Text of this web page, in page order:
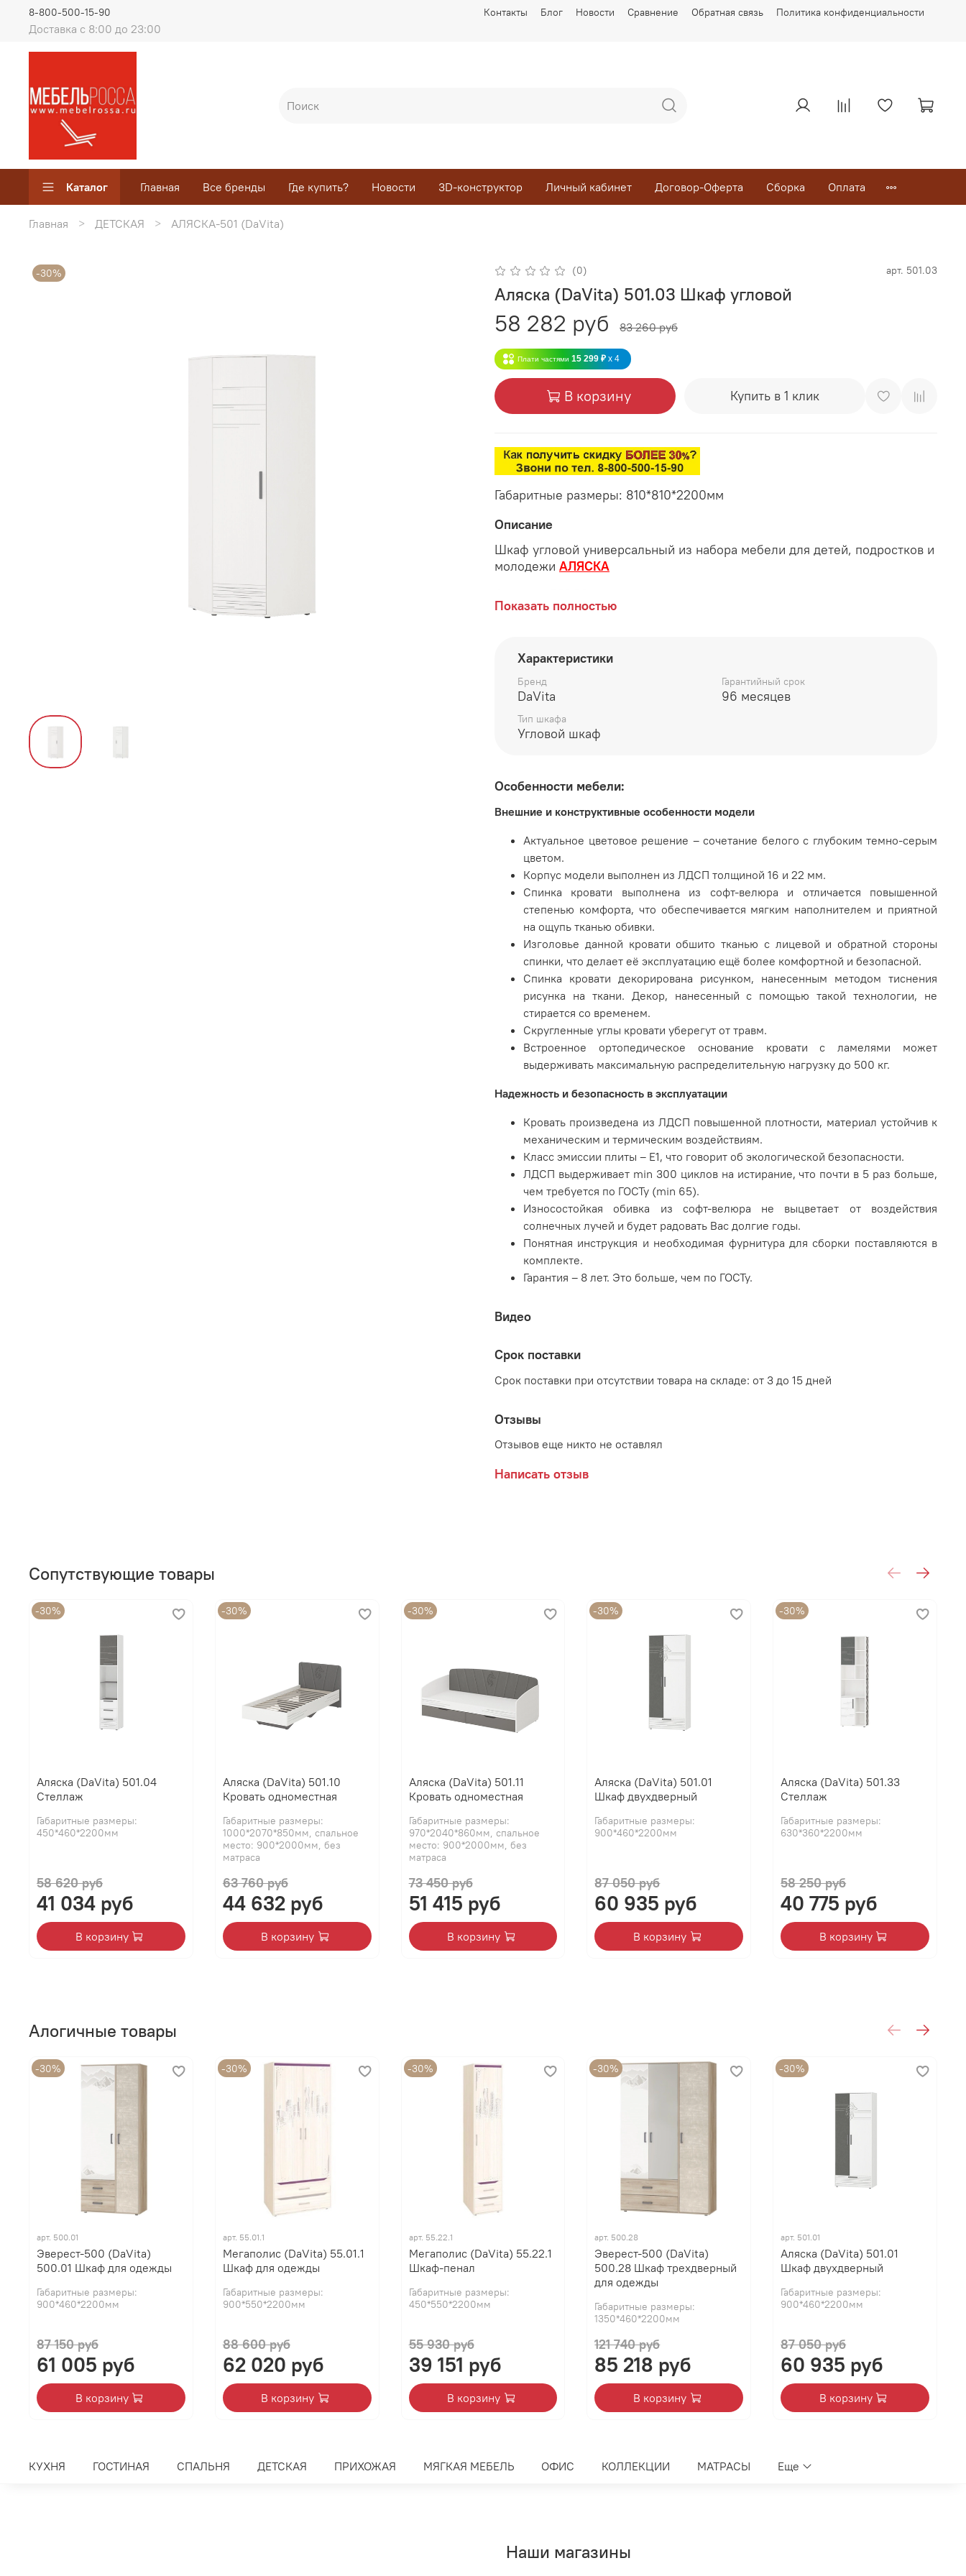
Контакты Блог Новости Сравнение Обратная связь Политика конфиденциальности
Доставка с 8:00 до 23:00
8-800-500-15-90
Каталог Главная Все бренды Где купить? Новости 3D-конструктор Личный кабинет Договор-Оферта Сборка Оплата
Главная ДЕТСКАЯ АЛЯСКА-501 (DaVita)
-30% (0) арт. 501.03
Аляска (DaVita) 501.03 Шкаф угловой
58 282 руб 83 260 руб
Плати частями 15 299 ₽ x 4
В корзину Купить в 1 клик
Габаритные размеры: 810*810*2200мм
Описание
Шкаф угловой универсальный из набора мебели для детей, подростков и
молодежи АЛЯСКА
длина 810 мм
глубина 810 мм
высота 2200 мм
Цвет:
Мебельная фабрика ВИТРА, Торговая марка DaVita
Показать полностью
Характеристики
Бренд
DaVita
Гарантийный срок
96 месяцев
Тип шкафа
Угловой шкаф
Особенности мебели:
Внешние и конструктивные особенности модели
Актуальное цветовое решение – сочетание белого с глубоким темно-серым
цветом.
Корпус модели выполнен из ЛДСП толщиной 16 и 22 мм.
Спинка кровати выполнена из софт-велюра и отличается повышенной
степенью комфорта, что обеспечивается мягким наполнителем и приятной
на ощупь тканью обивки.
Изголовье данной кровати обшито тканью с лицевой и обратной стороны
спинки, что делает её эксплуатацию ещё более комфортной и безопасной.
Спинка кровати декорирована рисунком, нанесенным методом тиснения
рисунка на ткани. Декор, нанесенный с помощью такой технологии, не
стирается со временем.
Скругленные углы кровати уберегут от травм.
Встроенное ортопедическое основание кровати с ламелями может
выдерживать максимальную распределительную нагрузку до 500 кг.
Надежность и безопасность в эксплуатации
Кровать произведена из ЛДСП повышенной плотности, материал устойчив к
механическим и термическим воздействиям.
Класс эмиссии плиты – Е1, что говорит об экологической безопасности.
ЛДСП выдерживает min 300 циклов на истирание, что почти в 5 раз больше,
чем требуется по ГОСТу (min 65).
Износостойкая обивка из софт-велюра не выцветает от воздействия
солнечных лучей и будет радовать Вас долгие годы.
Понятная инструкция и необходимая фурнитура для сборки поставляются в
комплекте.
Гарантия – 8 лет. Это больше, чем по ГОСТу.
Видео
Срок поставки
Срок поставки при отсутствии товара на складе: от 3 до 15 дней
Отзывы
Отзывов еще никто не оставлял
Написать отзыв
Сопутствующие товары
-30%
Аляска (DaVita) 501.04
Стеллаж
Габаритные размеры:
450*460*2200мм
58 620 руб
41 034 руб
В корзину
-30%
Аляска (DaVita) 501.10
Кровать одноместная
Габаритные размеры:
1000*2070*850мм, спальное
место: 900*2000мм, без
матраса
63 760 руб
44 632 руб
В корзину
-30%
Аляска (DaVita) 501.11
Кровать одноместная
Габаритные размеры:
970*2040*860мм, спальное
место: 900*2000мм, без
матраса
73 450 руб
51 415 руб
В корзину
-30%
Аляска (DaVita) 501.01
Шкаф двухдверный
Габаритные размеры:
900*460*2200мм
87 050 руб
60 935 руб
В корзину
-30%
Аляска (DaVita) 501.33
Стеллаж
Габаритные размеры:
630*360*2200мм
58 250 руб
40 775 руб
В корзину
Алогичные товары
-30%
арт. 500.01
Эверест-500 (DaVita)
500.01 Шкаф для одежды
Габаритные размеры:
900*460*2200мм
87 150 руб
61 005 руб
В корзину
-30%
арт. 55.01.1
Мегаполис (DaVita) 55.01.1
Шкаф для одежды
Габаритные размеры:
900*550*2200мм
88 600 руб
62 020 руб
В корзину
-30%
арт. 55.22.1
Мегаполис (DaVita) 55.22.1
Шкаф-пенал
Габаритные размеры:
450*550*2200мм
55 930 руб
39 151 руб
В корзину
-30%
арт. 500.28
Эверест-500 (DaVita)
500.28 Шкаф трехдверный
для одежды
Габаритные размеры:
1350*460*2200мм
121 740 руб
85 218 руб
В корзину
-30%
арт. 501.01
Аляска (DaVita) 501.01
Шкаф двухдверный
Габаритные размеры:
900*460*2200мм
87 050 руб
60 935 руб
В корзину
КУХНЯ ГОСТИНАЯ СПАЛЬНЯ ДЕТСКАЯ ПРИХОЖАЯ МЯГКАЯ МЕБЕЛЬ ОФИС КОЛЛЕКЦИИ МАТРАСЫ Еще
Наши магазины